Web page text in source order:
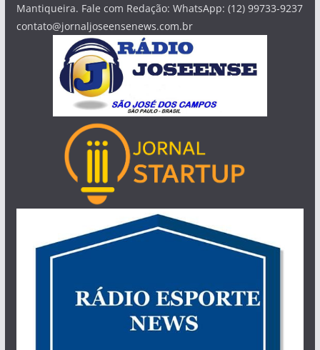
Mantiqueira. Fale com Redação: WhatsApp: (12) 99733-9237
contato@jornaljoseensenews.com.br